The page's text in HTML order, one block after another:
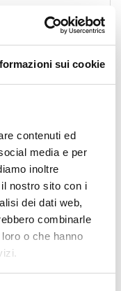
sui cookie
contenuti ed
media e per
inoltre
nostro sito con i
dei dati web,
combinarle
o che hanno
in maniera
essere
miastenia,
paralisi congenite
la
o senza
campo visivo.
ore, a
sui quali è